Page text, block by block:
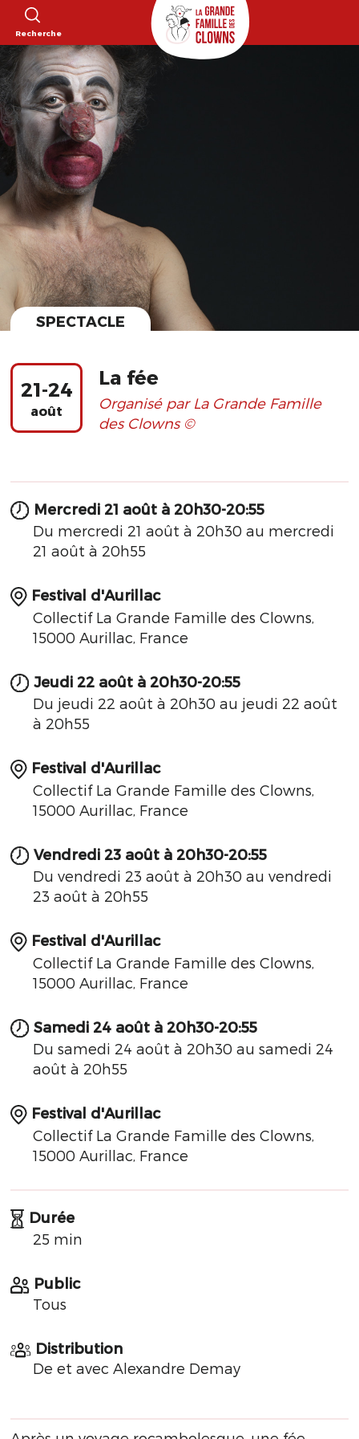
Recherche
La fée
SPECTACLE
Organisé par La Grande Famille
des Clowns ©
21-24
août
Mercredi 21 août à 20h30-20:55
Du mercredi 21 août à 20h30 au mercredi
21 août à 20h55
Festival d'Aurillac
Collectif La Grande Famille des Clowns,
15000 Aurillac, France
Jeudi 22 août à 20h30-20:55
Du jeudi 22 août à 20h30 au jeudi 22 août
à 20h55
Festival d'Aurillac
Collectif La Grande Famille des Clowns,
15000 Aurillac, France
Vendredi 23 août à 20h30-20:55
Du vendredi 23 août à 20h30 au vendredi
23 août à 20h55
Festival d'Aurillac
Collectif La Grande Famille des Clowns,
15000 Aurillac, France
Samedi 24 août à 20h30-20:55
Du samedi 24 août à 20h30 au samedi 24
août à 20h55
Festival d'Aurillac
Collectif La Grande Famille des Clowns,
15000 Aurillac, France
Durée
25 min
Public
Tous
Distribution
De et avec Alexandre Demay